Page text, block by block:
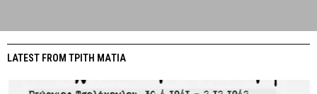
LATEST FROM ΤΡΙΤΗ ΜΑΤΙΑ